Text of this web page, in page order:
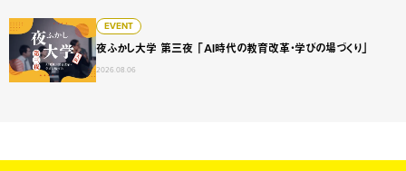
EVENT
夜ふかし大学 第三夜 「AI時代の教育改革・学びの場づくり」
2026.08.06
夜ふかし大学 第三夜 「AI時代の教育改革・学びの場づくり」